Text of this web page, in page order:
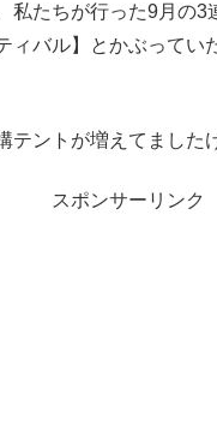
私たちが行った9月の3
ィバル】とかぶってい
テントが増えてました
スポンサーリンク